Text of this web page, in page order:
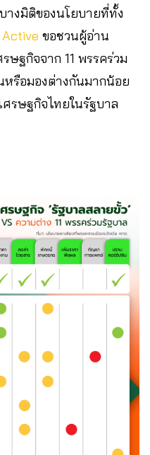
างมิติของนโยบายที่ทั้ง
ขอชวนผู้อ่าน
ษฐกิจจาก 11 พรรคร่วม
รือมองต่างกันมากน้อย
รษฐกิจไทยในรัฐบาล